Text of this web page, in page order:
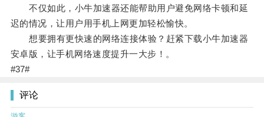
不仅如此，小牛加速器还能帮助用户避免网络卡顿和延
迟的情况，让用户用手机上网更加轻松愉快。
想要拥有更快速的网络连接体验？赶紧下载小牛加速器
安卓版，让手机网络速度提升一大步！。
#37#
评论